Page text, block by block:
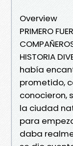
Overview
PRIMERO
HISTORIA
había
prometido,
conocieron,
la ciudad
para
daba